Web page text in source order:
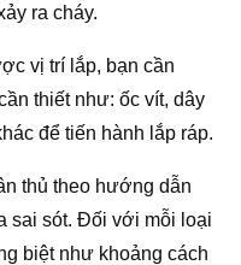
ra cháy.
vị trí lắp, bạn cần
thiết như: ốc vít, dây
để tiến hành lắp ráp.
thủ theo hướng dẫn
sai sót. Đối với mỗi loại
biệt như khoảng cách